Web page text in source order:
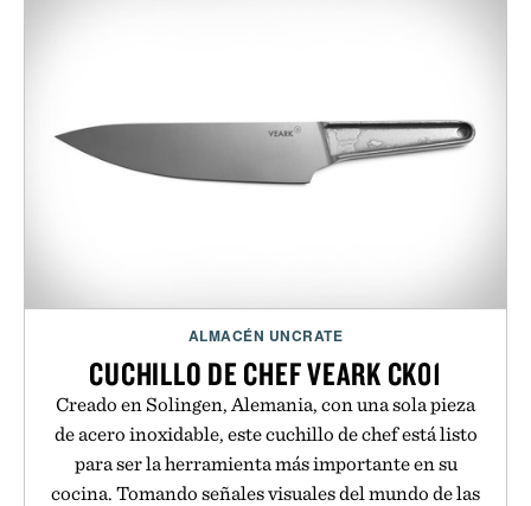
ALMACÉN UNCRATE
CUCHILLO DE CHEF VEARK CK01
Creado en Solingen, Alemania, con una sola pieza
de acero inoxidable, este cuchillo de chef está listo
para ser la herramienta más importante en su
cocina. Tomando señales visuales del mundo de las